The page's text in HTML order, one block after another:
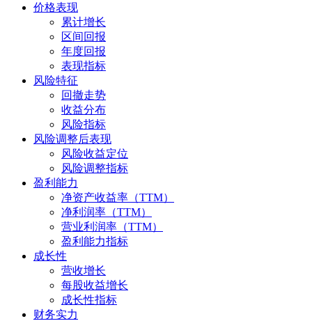
价格表现
累计增长
区间回报
年度回报
表现指标
风险特征
回撤走势
收益分布
风险指标
风险调整后表现
风险收益定位
风险调整指标
盈利能力
净资产收益率（TTM）
净利润率（TTM）
营业利润率（TTM）
盈利能力指标
成长性
营收增长
每股收益增长
成长性指标
财务实力